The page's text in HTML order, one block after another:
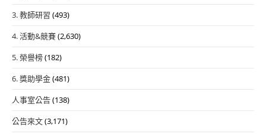
3. 教師研習 (493)
4. 活動&競賽(2,630)
5. 榮譽榜(182)
6. 獎助學金(481)
人事室公告(138)
公告來文(3,171)